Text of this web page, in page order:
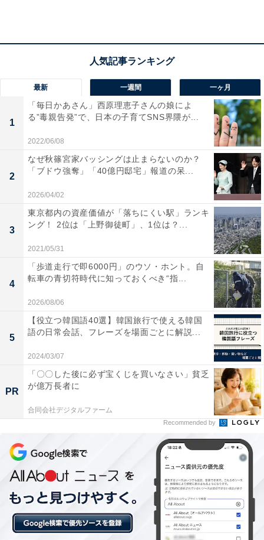
フェミニズムの意味「理解しているつもりだが自
信がない」が約6割
3月8日の国際女性デーに合わせ、All About編集部が実施
最新 一週間 一ヶ月
1
「毎日かあさん」西原理恵子さんの娘によ
る”毒親告発”で、日本の子育てSNS界隈が...
2022/06/08
2
なぜ秋篠宮家バッシングは止まらないのか？
「ブドウ強奪」「40億円邸宅」報道の呆...
2026/04/02
3
東京都内の資産価値が「落ちにくい駅」ランキ
ング！ 2位は「上野御徒町」、1位は？...
2021/05/31
4
「歩道走行で即6000円」のウソ・ホント。自
転車の青切符時代に知っておくべき“指...
2026/08/06
5
【役立つ韓国語40選】韓国旅行で使える韓国
語の日常会話、フレーズを場面ごとに解説...
2024/03/07
PR
「〇〇した後に必ず宝くじを買いなさい」貧乏
が億万長者に
合同会社デジタルファーム
Recommended by